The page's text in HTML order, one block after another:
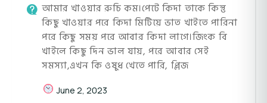
আমার খাওয়ার রুচি কম।পেটে কিদা তাকে কিন্তু
কিছু খাওয়ার পরে কিদা মিটিয়ে ভাত খাইতে পারিনা
পরে কিছু সময় পরে আবার কিদা লাগে।জিংক বি
খাইলে কিছু দিন ভাল যায়, পরে আবার সেই
সমস্যা,এখন কি ওষুধ খেতে পারি, প্লিজ
June 2, 2023